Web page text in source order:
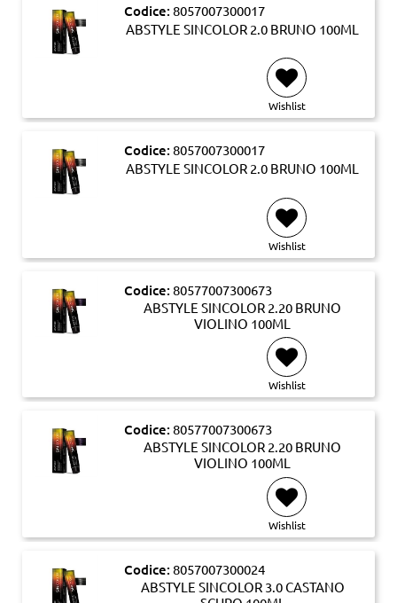
Codice: 8057007300017
ABSTYLE SINCOLOR 2.0 BRUNO 100ML
Wishlist
Codice: 8057007300017
ABSTYLE SINCOLOR 2.0 BRUNO 100ML
Wishlist
Codice: 80577007300673
ABSTYLE SINCOLOR 2.20 BRUNO
VIOLINO 100ML
Wishlist
Codice: 80577007300673
ABSTYLE SINCOLOR 2.20 BRUNO
VIOLINO 100ML
Wishlist
Codice: 8057007300024
ABSTYLE SINCOLOR 3.0 CASTANO